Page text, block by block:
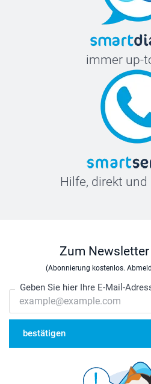
immer up-
Hilfe, direkt
Zum
(Abonnierung kostenlos.
Geben Sie hier Ihre E-Mail-
bestätigen